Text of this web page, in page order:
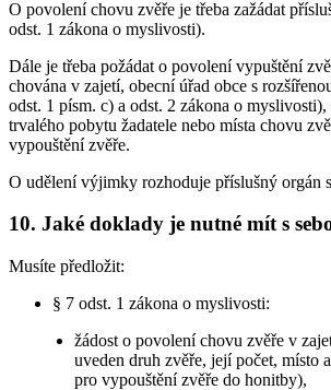
O povolení chovu zvěře je třeba zažádat
odst. 1 zákona o myslivosti).
Dále je třeba požádat o povolení vypuštění
chována v zajetí, obecní úřad obce s
odst. 1 písm. c) a odst. 2 zákona o
trvalého pobytu žadatele nebo místa chovu
vypouštění zvěře.
O udělení výjimky rozhoduje příslušný orgán
10. Jaké doklady je nutné mít s
Musíte předložit:
§ 7 odst. 1 zákona o myslivosti:
žádost o povolení chovu zvěře v
uveden druh zvěře, její počet, místo
pro vypouštění zvěře do honitby),